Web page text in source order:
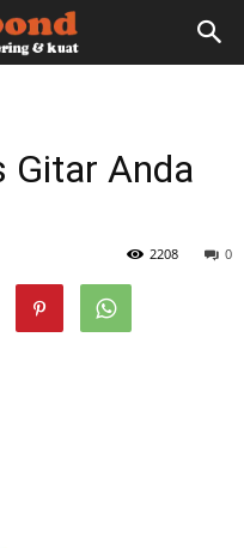
Gitar Anda
0
2208